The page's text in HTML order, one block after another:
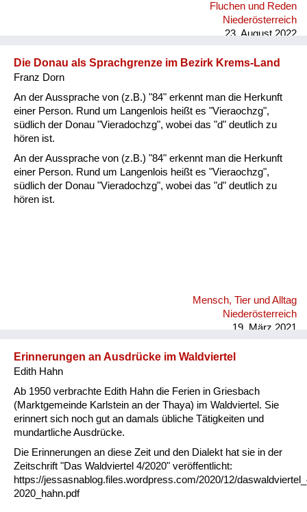
Fluchen und Reden
Niederösterreich
23. August 2022
Die Donau als Sprachgrenze im Bezirk Krems-Land
Franz Dorn
An der Aussprache von (z.B.) "84" erkennt man die Herkunft
einer Person. Rund um Langenlois heißt es "Vieraochzg",
südlich der Donau "Vieradochzg", wobei das "d" deutlich zu
hören ist.
An der Aussprache von (z.B.) "84" erkennt man die Herkunft
einer Person. Rund um Langenlois heißt es "Vieraochzg",
südlich der Donau "Vieradochzg", wobei das "d" deutlich zu
hören ist.
Mensch, Tier und Alltag
Niederösterreich
19. März 2021
Erinnerungen an Ausdrücke im Waldviertel
Edith Hahn
Ab 1950 verbrachte Edith Hahn die Ferien in Griesbach
(Marktgemeinde Karlstein an der Thaya) im Waldviertel. Sie
erinnert sich noch gut an damals übliche Tätigkeiten und
mundartliche Ausdrücke.
Die Erinnerungen an diese Zeit und den Dialekt hat sie in der
Zeitschrift "Das Waldviertel 4/2020" veröffentlicht:
https://jessasnablog.files.wordpress.com/2020/12/
2020_hahn.pdf